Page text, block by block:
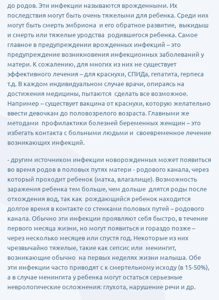
до родов. Эти инфекции называются врожденными. Их
последствия могут быть очень тяжелыми для ребенка. Среди них
могут быть смерть эмбриона и его обратное развитие, выкидыш
и смерть или тяжелые уродства родившегося ребенка. Самое
главное в предупреждении врожденных инфекций – это
предупреждение возникновения инфекционных заболеваний у
матери. К сожалению, для многих из них не существует
эффективного лечения – для краснухи, СПИДа, гепатита, герпеса
т.д. В каждом индивидуальном случае врачи, опираясь на
достижения медицины, пытаются сделать все возможное.
Например – существует вакцина от краснухи, которую желательно
ввести девочкам до половозрелого возраста. Главными же
методами профилактики болезней беременных женщин – это
избегать контакта с больными людьми и своевременное лечение
возникающих инфекций.
- другим источником инфекции новорожденных может появиться
во время родов в половых путях матери - родового канала, через
который проходит ребенок (матка, влагалище). Возможность
заражения ребенка тем больше, чем дольше длятся роды после
отхождения вод, так как рождающийся ребенок находится
долгое время в контакте со стенками половых путей – родового
канала. Обычно эти инфекции проявляют себя быстро, в течение
первого месяца жизни, но могут появиться и гораздо позже –
через несколько месяцев или спустя год. Некоторые из них
чрезвычайно тяжелые, такие как сепсис или менингит,
возникающие обычно на первых неделях жизни малыша. Обе
эти инфекции часто приводят с к смертельному исходу (в 15-50%),
а в случае менингита у ребенка могут остаться серьезные
неврологические осложнения: глухота, нарушение речи и др.